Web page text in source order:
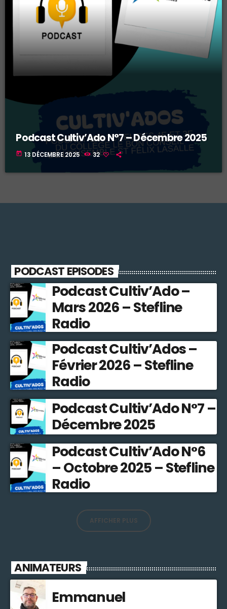
Podcast Cultiv’Ado N°7 – Décembre 2025
today 13 DÉCEMBRE 2025 32
PODCAST EPISODES
Podcast Cultiv’Ado –
Mars 2026 – Stefline
Radio
Podcast Cultiv’Ados –
Février 2026 – Stefline
Radio
Podcast Cultiv’Ado N°7 –
Décembre 2025
Podcast Cultiv’Ado N°6
– Octobre 2025 – Stefline
Radio
AFFICHER PLUS
ANIMATEURS
Emmanuel